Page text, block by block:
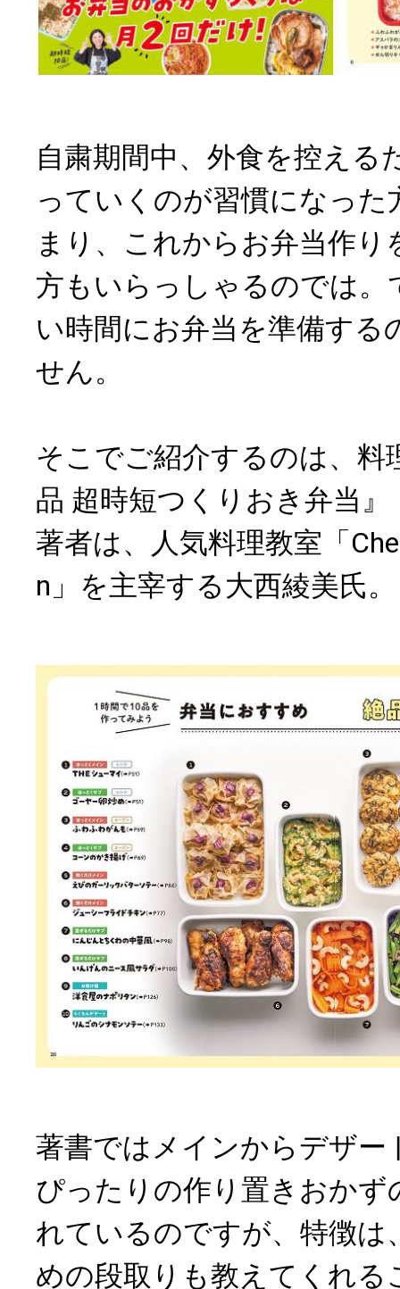
自粛期間中、外食を控える
っていくのが習慣になった
まり、これからお弁当作
方もいらっしゃるのでは。
い時間にお弁当を準備する
せん。
そこでご紹介するのは、料
品 超時短つくりおき弁当
著者は、人気料理教室「
n」を主宰する大西綾美氏。
著書ではメインからデザー
ぴったりの作り置きおかず
れているのですが、特徴は
めの段取りも教えてくれる